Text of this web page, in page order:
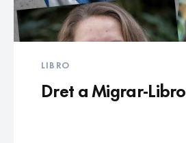
LIBRO
Dret a Migrar-Libro